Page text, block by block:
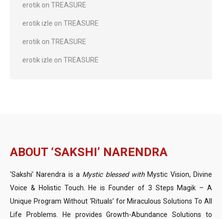
erotik on TREASURE
erotik izle on TREASURE
erotik on TREASURE
erotik izle on TREASURE
ABOUT ‘SAKSHI’ NARENDRA
‘Sakshi’ Narendra is a Mystic blessed with Mystic Vision, Divine
Voice & Holistic Touch. He is Founder of 3 Steps Magik – A
Unique Program Without ‘Rituals’ for Miraculous Solutions To All
Life Problems. He provides Growth-Abundance Solutions to